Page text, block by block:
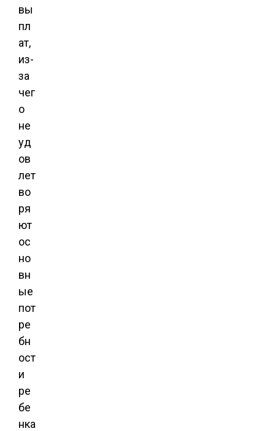
вы
пл
ат,
из-
за
чег
о
не
уд
ов
лет
во
ря
ют
ос
но
вн
ые
пот
ре
бн
ост
и
ре
бе
нка